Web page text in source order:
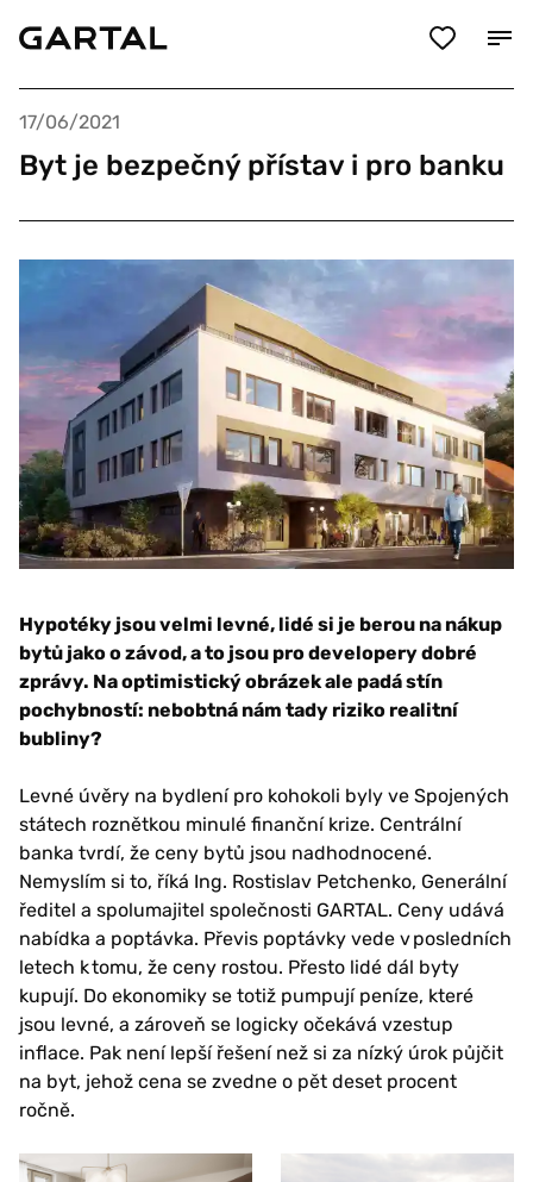
17/06/2021
Byt je bezpečný přístav i pro banku
Hypotéky jsou velmi levné, lidé si je berou na nákup
bytů jako o závod, a to jsou pro developery dobré
zprávy. Na optimistický obrázek ale padá stín
pochybností: nebobtná nám tady riziko realitní
bubliny?
Levné úvěry na bydlení pro kohokoli byly ve Spojených
státech roznětkou minulé finanční krize. Centrální
banka tvrdí, že ceny bytů jsou nadhodnocené.
Nemyslím si to, říká Ing. Rostislav Petchenko, Generální
ředitel a spolumajitel společnosti GARTAL. Ceny udává
nabídka a poptávka. Převis poptávky vede v posledních
letech k tomu, že ceny rostou. Přesto lidé dál byty
kupují. Do ekonomiky se totiž pumpují peníze, které
jsou levné, a zároveň se logicky očekává vzestup
inflace. Pak není lepší řešení než si za nízký úrok půjčit
na byt, jehož cena se zvedne o pět deset procent
ročně.